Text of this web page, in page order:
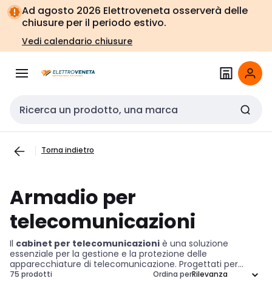
Vai alla
navigazione
Vai
alla
pagina
Ad agosto 2026 Elettroveneta osserverà delle
chiusure per il periodo estivo.
Vedi calendario chiusure
Cerca input
Torna indietro
Armadio per
telecomunicazioni
Il cabinet per telecomunicazioni è una soluzione
essenziale per la gestione e la protezione delle
apparecchiature di telecomunicazione. Progettati per
garantire un'operatività sicura ed efficiente, questi armadi
75 prodotti Ordina per